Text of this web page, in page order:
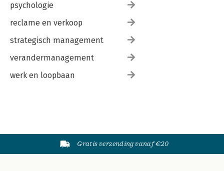
psychologie
reclame en verkoop
strategisch management
verandermanagement
werk en loopbaan
Gratis verzending vanaf €20